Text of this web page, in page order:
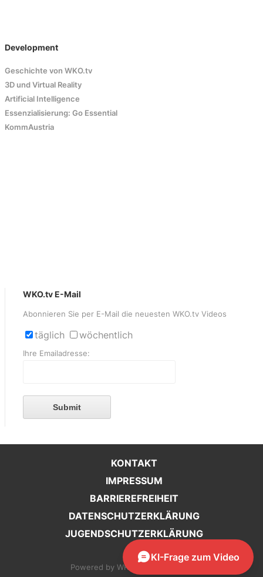
KI-Frage zum Video
Configuration
Development
Geschichte von WKO.tv
3D und Virtual Reality
Artificial Intelligence
Essenzialisierung: Go Essential
KommAustria
WKO.tv E-Mail
Abonnieren Sie per E-Mail die neuesten WKO.tv Videos
täglich wöchentlich
Ihre Emailadresse:
Submit
KONTAKT
IMPRESSUM
BARRIEREFREIHEIT
DATENSCHUTZERKLÄRUNG
JUGENDSCHUTZERKLÄRUNG
Powered by WKO Steiermark 2026